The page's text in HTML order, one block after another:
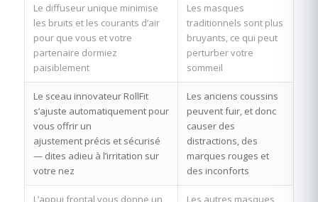
Le diffuseur unique minimise
les bruits et les courants d’air
pour que vous et votre
partenaire dormiez
paisiblement
Les masques
traditionnels sont plus
bruyants, ce qui peut
perturber votre
sommeil
Le sceau innovateur RollFit
s’ajuste automatiquement pour
vous offrir un
ajustement précis et sécurisé
— dites adieu à l’irritation sur
votre nez
Les anciens coussins
peuvent fuir, et donc
causer des
distractions, des
marques rouges et
des inconforts
L’appui frontal vous donne un
Les autres masques